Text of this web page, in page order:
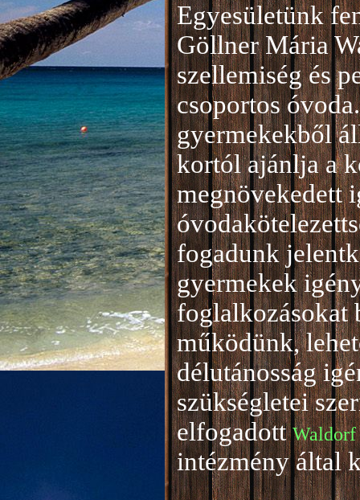
Egyesületünk
Göllner Mária
szellemiség és
csoportos
gyermekekből
kortól ajánlja a
megnövekedett
fogadunk
gyermekek
foglalkozásokat
működünk,
délutánosság
szükségletei
elfogadott Waldorf
intézmény által